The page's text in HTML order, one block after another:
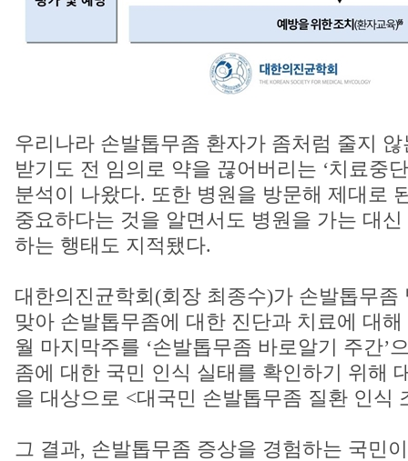
우리나라 손발톱무좀 환자가 좀처럼 줄지
받기도 전 임의로 약을 끊어버리는 ‘치료중
분석이 나왔다. 또한 병원을 방문해 제대로
중요하다는 것을 알면서도 병원을 가는 대
하는 행태도 지적됐다.
대한의진균학회(회장 최종수)가 손발톱무좀
맞아 손발톱무좀에 대한 진단과 치료에 대
월 마지막주를 ‘손발톱무좀 바로알기 주간’
좀에 대한 국민 인식 실태를 확인하기 위해
을 대상으로 <대국민 손발톱무좀 질환 인식
그 결과, 손발톱무좀 증상을 경험하는 국민